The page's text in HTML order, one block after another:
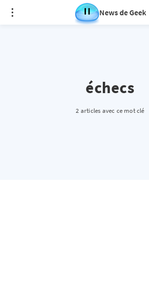
News de Geek
échecs
2 articles avec ce mot clé